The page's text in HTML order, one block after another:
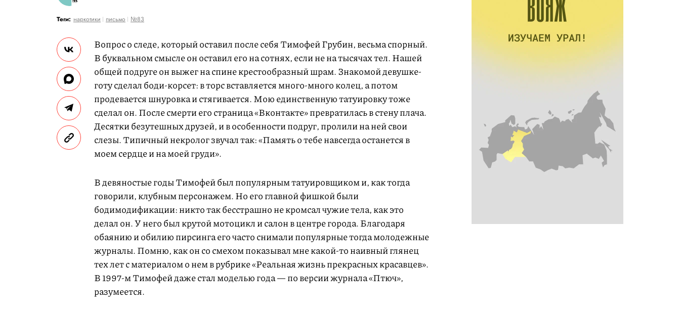
Теги: наркотики письмо №83
Вопрос о следе, который оставил после себя Тимофей Грубин, весьма спорный.
В буквальном смысле он оставил его на сотнях, если не на тысячах тел. Нашей
общей подруге он выжег на спине крестообразный шрам. Знакомой девушке-
готу сделал боди-корсет: в торс вставляется много-много колец, а потом
продевается шнуровка и стягивается. Мою единственную татуировку тоже
сделал он. После смерти его страница «Вконтакте» превратилась в стену плача.
Десятки безутешных друзей, и в особенности подруг, пролили на ней свои
слезы. Типичный некролог звучал так: «Память о тебе навсегда останется в
моем сердце и на моей груди».
В девяностые годы Тимофей был популярным татуировщиком и, как тогда
говорили, клубным персонажем. Но его главной фишкой были
бодимодификации: никто так бесстрашно не кромсал чужие тела, как это
делал он. У него был крутой мотоцикл и салон в центре города. Благодаря
обаянию и обилию пирсинга его часто снимали популярные тогда молодежные
журналы. Помню, как он со смехом показывал мне какой-то наивный глянец
тех лет с материалом о нем в рубрике «Реальная жизнь прекрасных красавцев».
В1997-мТимофей даже стал моделью года — по версии журнала «Птюч»,
разумеется.